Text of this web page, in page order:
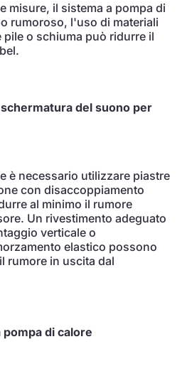
misure, il sistema a pompa di
rumoroso, l'uso di materiali
o schiuma può ridurre il
del suono per
è necessario utilizzare piastre
con disaccoppiamento
al minimo il rumore
Un rivestimento adeguato
verticale o
elastico possono
rumore in uscita dal
di calore